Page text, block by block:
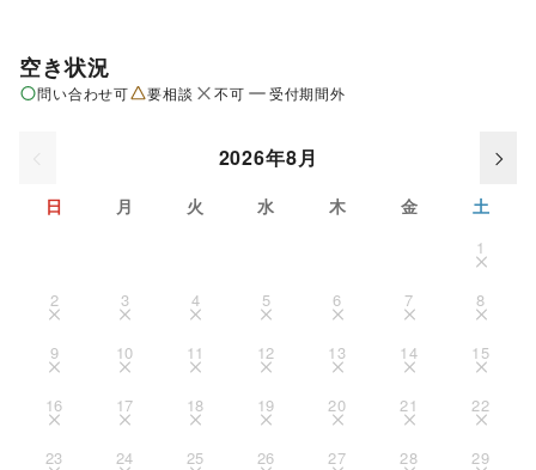
空き状況
問い合わせ可 要相談 不可 受付期間外
2026年8月
日 月 火 水 木 金 土
1
2 3 4 5 6 7 8
9 10 11 12 13 14 15
16 17 18 19 20 21 22
23 24 25 26 27 28 29